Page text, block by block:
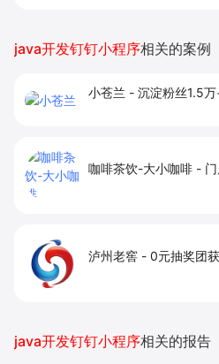
java开发钉钉小程序相关的案例
小苍兰 - 沉淀粉丝1.5万
咖啡茶饮-大小咖啡 -
泸州老窖 - 0元抽奖团
java开发钉钉小程序相关的报告